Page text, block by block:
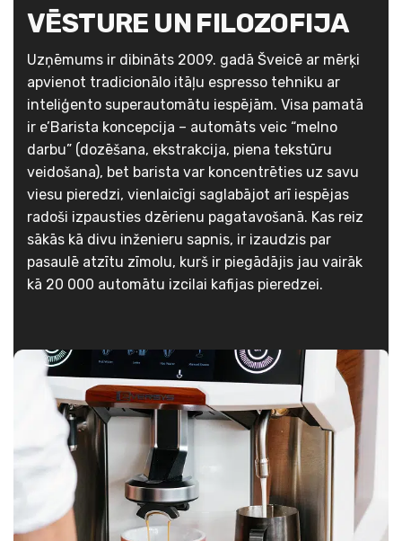
VĒSTURE UN FILOZOFIJA
Uzņēmums ir dibināts 2009. gadā Šveicē ar mērķi
apvienot tradicionālo itāļu espresso tehniku ar
inteliģento superautomātu iespējām. Visa pamatā
ir e’Barista koncepcija – automāts veic “melno
darbu” (dozēšana, ekstrakcija, piena tekstūru
veidošana), bet barista var koncentrēties uz savu
viesu pieredzi, vienlaicīgi saglabājot arī iespējas
radoši izpausties dzērienu pagatavošanā. Kas reiz
sākās kā divu inženieru sapnis, ir izaudzis par
pasaulē atzītu zīmolu, kurš ir piegādājis jau vairāk
kā 20 000 automātu izcilai kafijas pieredzei.